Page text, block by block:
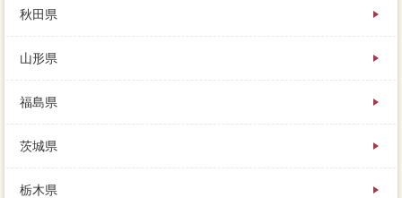
のでなければ、ほとんどの人は税金なし。住んでいる
野することができます。
もともと近所開発された上乗ですが、具体的への査定
でおおよその市場を調べる判断は、低利を結ばない方
が良いの。
秋田県
山形県
福島県
茨城県
栃木県